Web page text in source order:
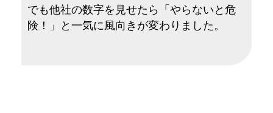
でも他社の数字を見せたら「やらないと危
険！」と一気に風向きが変わりました。